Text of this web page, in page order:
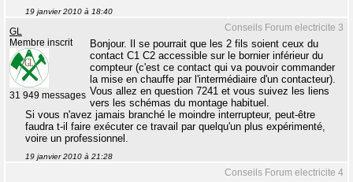
19 janvier 2010 à 18:40
Conseils Forum electricite 3
GL
Membre inscrit
31 949 messages
Bonjour. Il se pourrait que les 2 fils soient ceux du
contact C1 C2 accessible sur le bornier inférieur du
compteur (c'est ce contact qui va pouvoir commander
la mise en chauffe par l'intermédiaire d'un contacteur).
Vous allez en question 7241 et vous suivez les liens
vers les schémas du montage habituel.
Si vous n'avez jamais branché le moindre interrupteur, peut-être
faudra t-il faire exécuter ce travail par quelqu'un plus expérimenté,
voire un professionnel.
19 janvier 2010 à 21:28
Conseils Forum electricite 4